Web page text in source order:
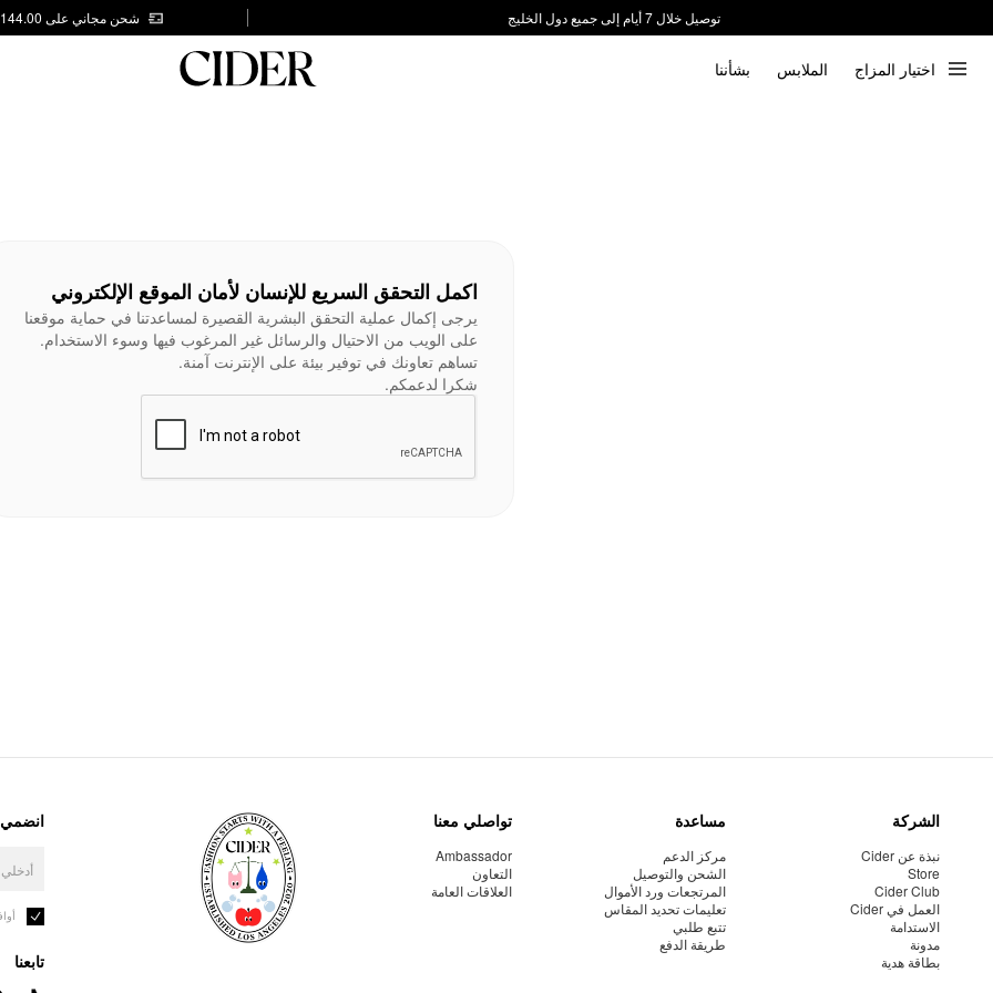
توصيل خلال 7 أيام إلى جميع دول الخليج
شحن مجاني على AED 144.00
اختيار المزاج الملابس بشأننا
اكمل التحقق السريع للإنسان لأمان الموقع الإلكتروني
يرجى إكمال عملية التحقق البشرية القصيرة لمساعدتنا في حماية موقعنا
على الويب من الاحتيال والرسائل غير المرغوب فيها وسوء الاستخدام.
تساهم تعاونك في توفير بيئة على الإنترنت آمنة.
شكرا لدعمكم.
الشركة
نبذة عن Cider
Store
Cider Club
العمل في Cider
الاستدامة
مدونة
بطاقة هدية
مساعدة
مركز الدعم
الشحن والتوصيل
المرتجعات ورد الأموال
تعليمات تحديد المقاس
تتبع طلبي
طريقة الدفع
تواصلي معنا
Ambassador
التعاون
العلاقات العامة
انضمي
تابعنا